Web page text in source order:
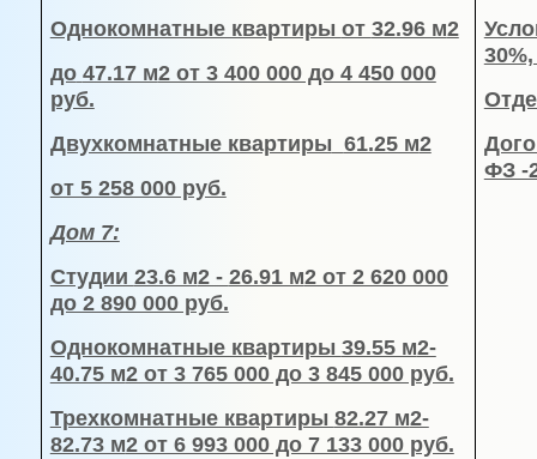
Однокомнатные квартиры от 32.96 м2
до 47.17 м2 от 3 400 000 до 4 450 000
руб.
Двухкомнатные квартиры 61.25 м2
от 5 258 000 руб.
Дом 7:
Студии 23.6 м2 - 26.91 м2 от 2 620 000
до 2 890 000 руб.
Однокомнатные квартиры 39.55 м2-
40.75 м2 от 3 765 000 до 3 845 000 руб.
Трехкомнатные квартиры 82.27 м2-
82.73 м2 от 6 993 000 до 7 133 000 руб.
ФЗ -